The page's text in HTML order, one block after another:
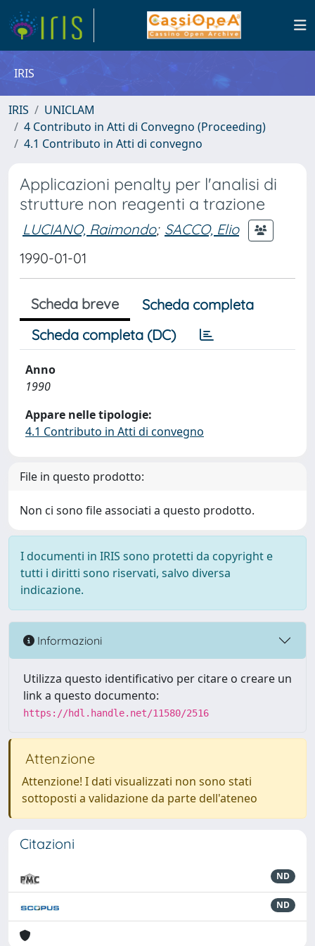
IRIS
IRIS
UNICLAM
4 Contributo in Atti di Convegno (Proceeding)
4.1 Contributo in Atti di convegno
Applicazioni penalty per l'analisi di
strutture non reagenti a trazione
LUCIANO, Raimondo; SACCO, Elio
1990-01-01
Scheda breve
Scheda completa
Scheda completa (DC)
Anno
1990
Appare nelle tipologie:
4.1 Contributo in Atti di convegno
File in questo prodotto:
Non ci sono file associati a questo prodotto.
I documenti in IRIS sono protetti da copyright e
tutti i diritti sono riservati, salvo diversa
indicazione.
Informazioni
Utilizza questo identificativo per citare o creare un
link a questo documento:
https://hdl.handle.net/11580/2516
Attenzione
Attenzione! I dati visualizzati non sono stati
sottoposti a validazione da parte dell'ateneo
Citazioni
ND
ND